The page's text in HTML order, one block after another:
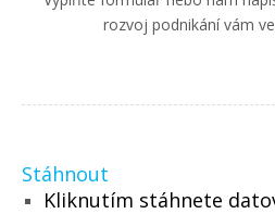
rozvoj podnikání vám
Stáhnout
Kliknutím stáhnete